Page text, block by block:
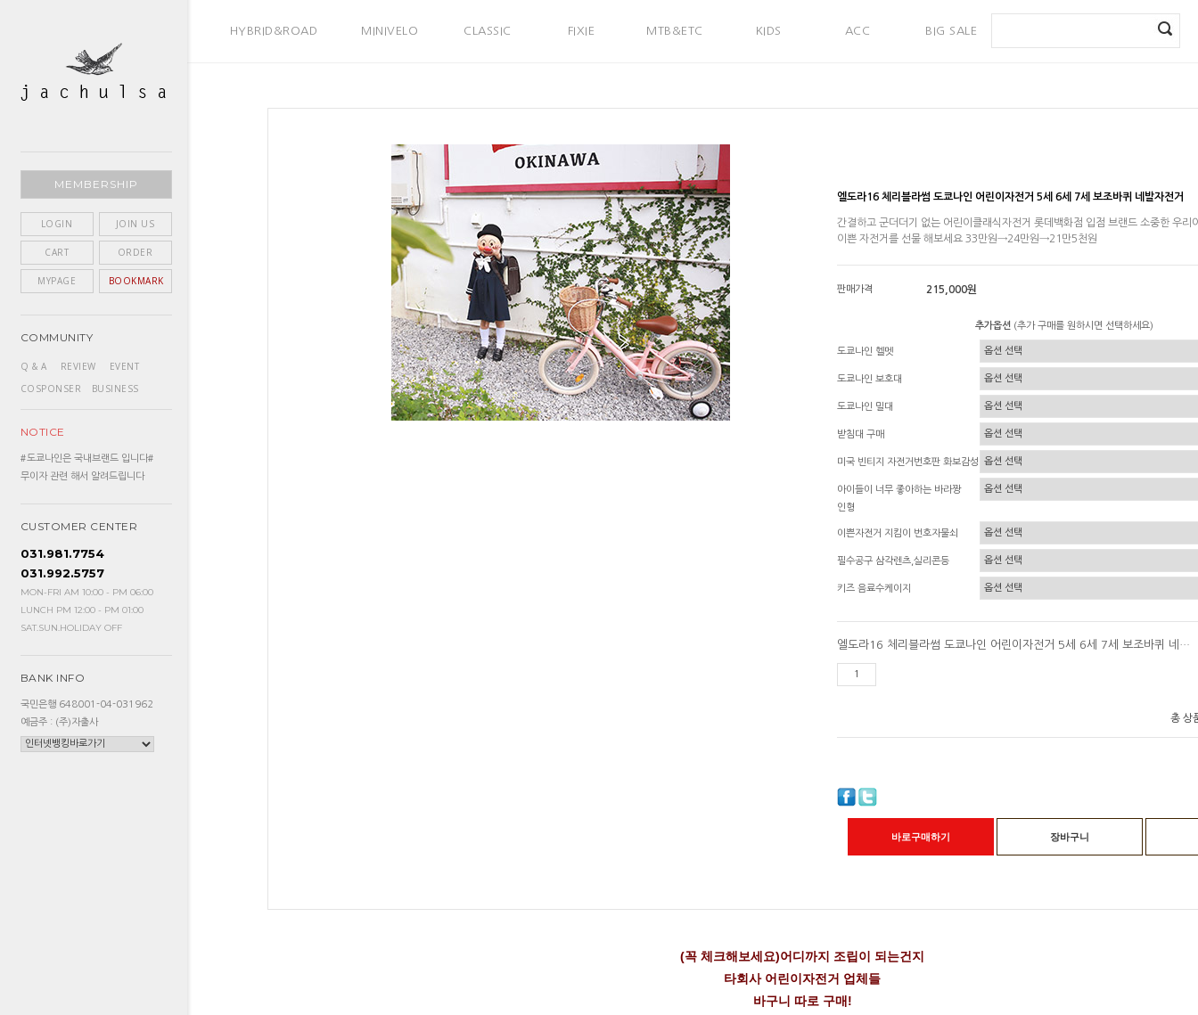
HYBRID&ROAD MINIVELO CLASSIC FIXIE MTB&ETC KIDS ACC BIG SALE
MEMBERSHIP
LOGIN JOIN US
CART ORDER
MYPAGE BOOKMARK
COMMUNITY
Q & A REVIEW
EVENT
COSPONSER
BUSINESS
NOTICE
#도쿄나인은 국내브랜드 입니다#
무이자 관련 해서 알려드립니다
CUSTOMER CENTER
031.981.7754
031.992.5757
MON-FRI AM 10:00 - PM 06:00
LUNCH PM 12:00 - PM 01:00
SAT.SUN.HOLIDAY OFF
BANK INFO
국민은행 648001-04-031962
예금주 : (주)자출사
엘도라16 체리블라썸 도쿄나인 어린이자전거 5세 6세 7세 보조바퀴 네발자전거
간결하고 군더더기 없는 어린이클래식자전거 롯데백화점 입점 브랜드 소중한 우리
이쁜 자전거를 선물 해보세요 33만원→24만원→21만5천원
판매가격 215,000원
추가옵션 (추가 구매를 원하시면 선택하세요)
도쿄나인 헬멧
도쿄나인 보호대
도쿄나인 밀대
받침대 구매
미국 빈티지 자전거번호판 화보감성
아이들이 너무 좋아하는 바라짱
인형
이쁜자전거 지킴이 번호자물쇠
필수공구 삼각렌츠,실리콘등
키즈 음료수케이지
엘도라16 체리블라썸 도쿄나인 어린이자전거 5세 6세 7세 보조바퀴 네발자전거
총 상
바로구매하기 장바구니
(꼭 체크해보세요)어디까지 조립이 되는건지
타회사 어린이자전거 업체들
바구니 따로 구매!